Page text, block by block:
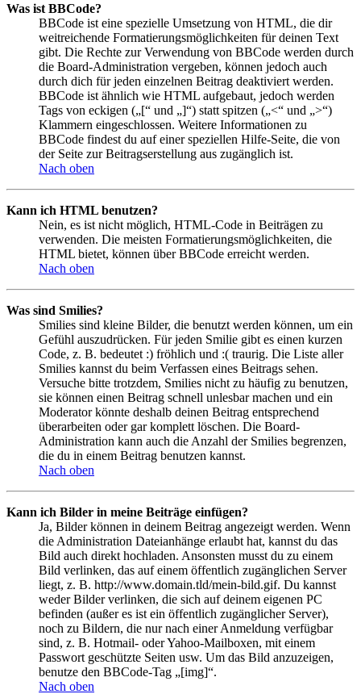
Was ist BBCode?
BBCode ist eine spezielle Umsetzung von HTML, die dir
weitreichende Formatierungsmöglichkeiten für deinen Text
gibt. Die Rechte zur Verwendung von BBCode werden durch
die Board-Administration vergeben, können jedoch auch
durch dich für jeden einzelnen Beitrag deaktiviert werden.
BBCode ist ähnlich wie HTML aufgebaut, jedoch werden
Tags von eckigen („[“ und „]“) statt spitzen („<“ und „>“)
Klammern eingeschlossen. Weitere Informationen zu
BBCode findest du auf einer speziellen Hilfe-Seite, die von
der Seite zur Beitragserstellung aus zugänglich ist.
Nach oben
Kann ich HTML benutzen?
Nein, es ist nicht möglich, HTML-Code in Beiträgen zu
verwenden. Die meisten Formatierungsmöglichkeiten, die
HTML bietet, können über BBCode erreicht werden.
Nach oben
Was sind Smilies?
Smilies sind kleine Bilder, die benutzt werden können, um ein
Gefühl auszudrücken. Für jeden Smilie gibt es einen kurzen
Code, z. B. bedeutet :) fröhlich und :( traurig. Die Liste aller
Smilies kannst du beim Verfassen eines Beitrags sehen.
Versuche bitte trotzdem, Smilies nicht zu häufig zu benutzen,
sie können einen Beitrag schnell unlesbar machen und ein
Moderator könnte deshalb deinen Beitrag entsprechend
überarbeiten oder gar komplett löschen. Die Board-
Administration kann auch die Anzahl der Smilies begrenzen,
die du in einem Beitrag benutzen kannst.
Nach oben
Kann ich Bilder in meine Beiträge einfügen?
Ja, Bilder können in deinem Beitrag angezeigt werden. Wenn
die Administration Dateianhänge erlaubt hat, kannst du das
Bild auch direkt hochladen. Ansonsten musst du zu einem
Bild verlinken, das auf einem öffentlich zugänglichen Server
liegt, z. B. http://www.domain.tld/mein-bild.gif. Du kannst
weder Bilder verlinken, die sich auf deinem eigenen PC
befinden (außer es ist ein öffentlich zugänglicher Server),
noch zu Bildern, die nur nach einer Anmeldung verfügbar
sind, z. B. Hotmail- oder Yahoo-Mailboxen, mit einem
Passwort geschützte Seiten usw. Um das Bild anzuzeigen,
benutze den BBCode-Tag „[img]“.
Nach oben